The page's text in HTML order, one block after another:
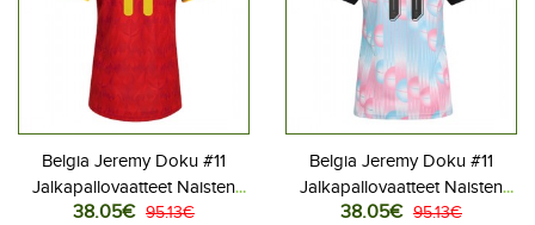
Belgia Jeremy Doku #11
Jalkapallovaatteet Naisten
Kotipaita MM-kisat 2026
38.05€ 95.13€
Belgia Jeremy Doku #11
Jalkapallovaatteet Naisten
Vieraspaita MM-kisat 2026
38.05€ 95.13€